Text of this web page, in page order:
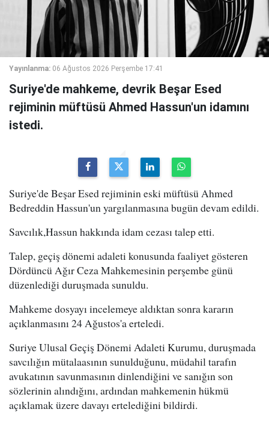
Yayınlanma: 06 Ağustos 2026 Perşembe 17:41
Suriye'de mahkeme, devrik Beşar Esed
rejiminin müftüsü Ahmed Hassun'un idamını
istedi.
Suriye'de Beşar Esed rejiminin eski müftüsü Ahmed
Bedreddin Hassun'un yargılanmasına bugün devam edildi.
Savcılık,Hassun hakkında idam cezası talep etti.
Talep, geçiş dönemi adaleti konusunda faaliyet gösteren
Dördüncü Ağır Ceza Mahkemesinin perşembe günü
düzenlediği duruşmada sunuldu.
Mahkeme dosyayı incelemeye aldıktan sonra kararın
açıklanmasını 24 Ağustos'a erteledi.
Suriye Ulusal Geçiş Dönemi Adaleti Kurumu, duruşmada
savcılığın mütalaasının sunulduğunu, müdahil tarafın
avukatının savunmasının dinlendiğini ve sanığın son
sözlerinin alındığını, ardından mahkemenin hükmü
açıklamak üzere davayı ertelediğini bildirdi.